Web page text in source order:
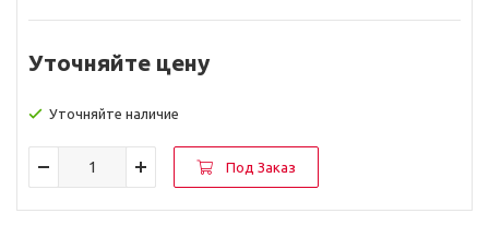
Уточняйте цену
Уточняйте наличие
Под Заказ